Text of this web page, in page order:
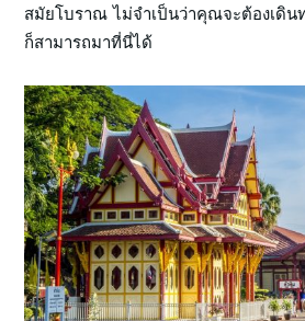
สมัยโบราณ ไม่จำเป็นว่าคุณจะต้องเดิ
ก็สามารถมาที่นี่ได้